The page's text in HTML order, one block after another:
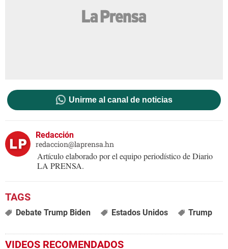
Unirme al canal de noticias
Redacción
redaccion@laprensa.hn
Artículo elaborado por el equipo periodístico de Diario
LA PRENSA.
Debate Trump Biden Estados Unidos Trump
VIDEOS RECOMENDADOS